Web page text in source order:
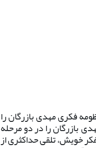
فکری مهدی بازرگان را
بازرگان را در دو مرحله
خویش، تلقی حداکثری از